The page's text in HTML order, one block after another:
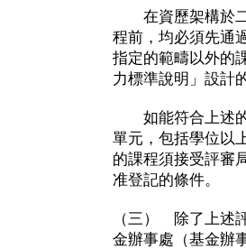
在資歷架構於二
程前，均必須先通
指定的範疇以外的
力標準說明」設計
如能符合上述的
單元，包括學位以
的課程須接受評審
准登記的條件。
（三） 除了上述
金辦事處（基金辦